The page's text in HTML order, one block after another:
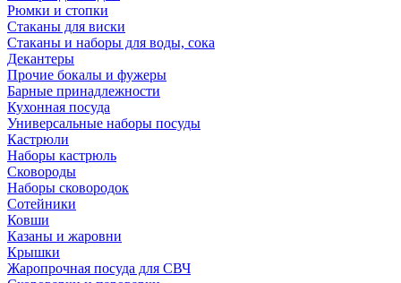
Рюмки и стопки
Стаканы для виски
Стаканы и наборы для воды, сока
Декантеры
Прочие бокалы и фужеры
Барные принадлежности
Кухонная посуда
Универсальные наборы посуды
Кастрюли
Наборы кастрюль
Сковороды
Наборы сковородок
Сотейники
Ковши
Казаны и жаровни
Крышки
Жаропрочная посуда для СВЧ